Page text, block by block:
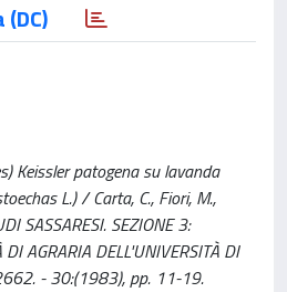
Keissler patogena su lavanda
L.) / Carta, C., Fiori, M.,
SASSARESI. SEZIONE 3:
AGRARIA DELL'UNIVERSITÀ DI
- 30:(1983), pp. 11-19.